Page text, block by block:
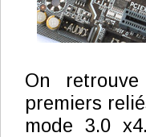
On
premiers
mode 3.0